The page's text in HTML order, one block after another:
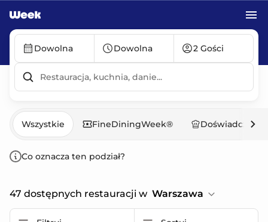
Dowolna Dowolna 2 Gości
Wszystkie FineDiningWeek® Doświadczenia
Co oznacza ten podział?
47 dostępnych restauracji w Warszawa